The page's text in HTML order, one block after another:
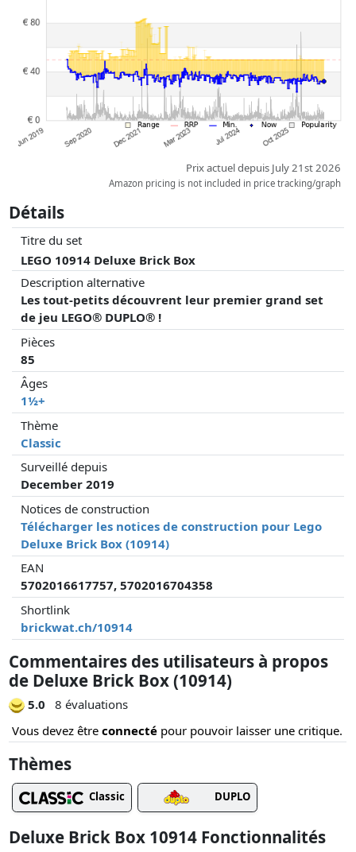
que les réalisations historiques peuvent influencer l'ordre.
Prix actuel depuis July 21st 2026
Amazon pricing is not included in price tracking/graph
Détails
Titre du set
LEGO 10914 Deluxe Brick Box
Description alternative
Les tout-petits découvrent leur premier grand set
de jeu LEGO® DUPLO® !
Pièces
85
Âges
1½+
Thème
Classic
Surveillé depuis
December 2019
Notices de construction
Télécharger les notices de construction pour Lego
Deluxe Brick Box (10914)
EAN
5702016617757, 5702016704358
Shortlink
brickwat.ch/10914
Commentaires des utilisateurs à propos
de Deluxe Brick Box (10914)
5.0
8 évaluations
Vous devez être connecté pour pouvoir laisser une critique.
Thèmes
Classic DUPLO
Deluxe Brick Box 10914 Fonctionnalités